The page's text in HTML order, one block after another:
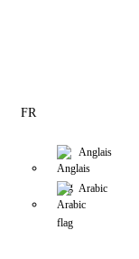
FR
Anglais
Arabic